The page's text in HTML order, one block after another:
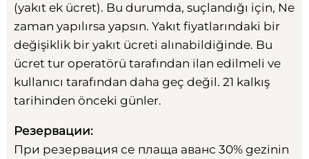
(yakıt ek ücret). Bu durumda, suçlandığı için, Ne
zaman yapılırsa yapsın. Yakıt fiyatlarındaki bir
değişiklik bir yakıt ücreti alınabildiğinde. Bu
ücret tur operatörü tarafından ilan edilmeli ve
kullanıcı tarafından daha geç değil. 21 kalkış
tarihinden önceki günler.
Резервации:
При резервация се плаща аванс 30% gezinin